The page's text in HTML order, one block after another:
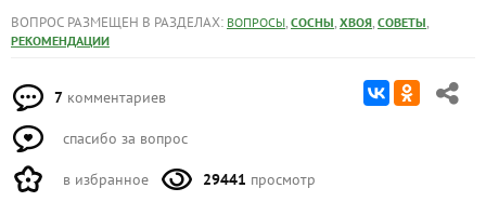
ВОПРОС РАЗМЕЩЕН В РАЗДЕЛАХ: ВОПРОСЫ, СОСНЫ, ХВОЯ, СОВЕТЫ,
РЕКОМЕНДАЦИИ
7 комментариев
спасибо за вопрос
в избранное 29441 просмотр